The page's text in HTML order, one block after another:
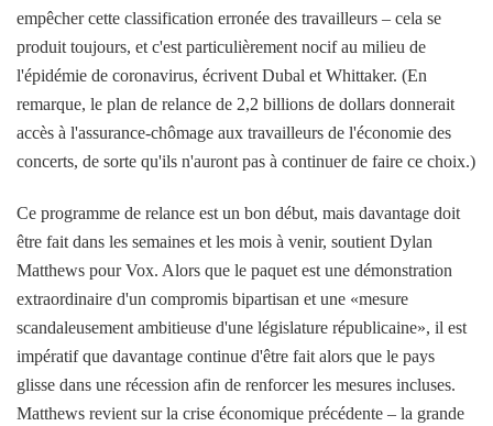
empêcher cette classification erronée des travailleurs – cela se
produit toujours, et c'est particulièrement nocif au milieu de
l'épidémie de coronavirus, écrivent Dubal et Whittaker. (En
remarque, le plan de relance de 2,2 billions de dollars donnerait
accès à l'assurance-chômage aux travailleurs de l'économie des
concerts, de sorte qu'ils n'auront pas à continuer de faire ce choix.)
Ce programme de relance est un bon début, mais davantage doit
être fait dans les semaines et les mois à venir, soutient Dylan
Matthews pour Vox. Alors que le paquet est une démonstration
extraordinaire d'un compromis bipartisan et une «mesure
scandaleusement ambitieuse d'une législature républicaine», il est
impératif que davantage continue d'être fait alors que le pays
glisse dans une récession afin de renforcer les mesures incluses.
Matthews revient sur la crise économique précédente – la grande